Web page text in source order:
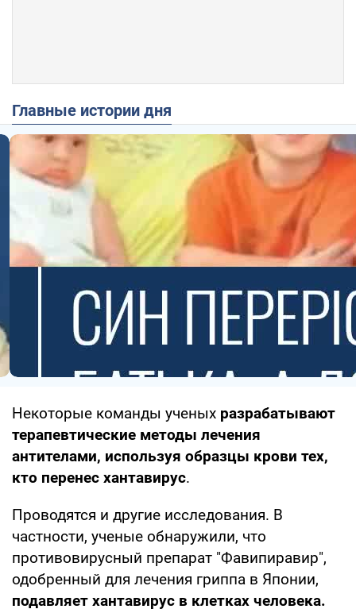
Главные истории дня
Некоторые команды ученых разрабатывают
терапевтические методы лечения
антителами, используя образцы крови тех,
кто перенес хантавирус.
Проводятся и другие исследования. В
частности, ученые обнаружили, что
противовирусный препарат "Фавипиравир",
одобренный для лечения гриппа в Японии,
подавляет хантавирус в клетках человека.